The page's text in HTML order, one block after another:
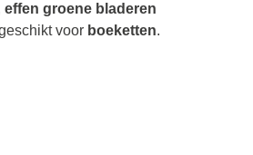
effen groene bladeren
voor boeketten.